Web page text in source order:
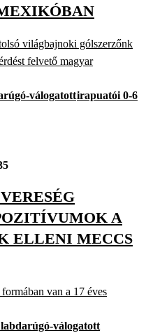
világbajnoki gólszerzőnk
felvető magyar
válogatottirapuatói 0-6
A
ELLENI MECCS
van a 17 éves
válogatott